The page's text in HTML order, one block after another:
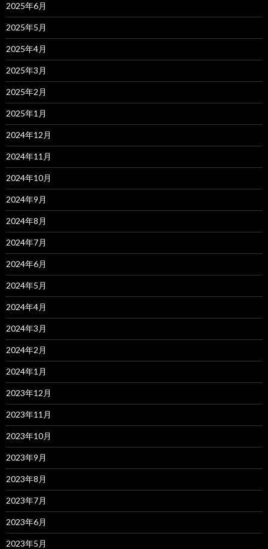
2025年6月
2025年5月
2025年4月
2025年3月
2025年2月
2025年1月
2024年12月
2024年11月
2024年10月
2024年9月
2024年8月
2024年7月
2024年6月
2024年5月
2024年4月
2024年3月
2024年2月
2024年1月
2023年12月
2023年11月
2023年10月
2023年9月
2023年8月
2023年7月
2023年6月
2023年5月